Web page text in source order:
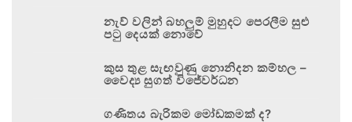
නැව් වලින් බහලුම් මුහුදට පෙරලීම සුළු
පටු දෙයක් නොවේ
කුස තුළ සැඟවුණු නොනිදන කම්හල –
වෛද්‍ය සුගත් විජේවර්ධන
ගණිතය බැරිකම මෝඩකමක් ද?